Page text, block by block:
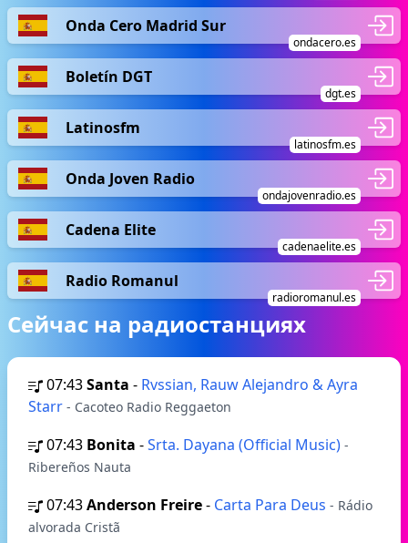
Onda Cero Madrid Sur
ondacero.es
Boletín DGT
dgt.es
Latinosfm
latinosfm.es
Onda Joven Radio
ondajovenradio.es
Cadena Elite
cadenaelite.es
Radio Romanul
radioromanul.es
Сейчас на радиостанциях
07:43Santa - Rvssian, Rauw Alejandro & Ayra
Starr - Cacoteo Radio Reggaeton
07:43 Bonita -Srta. Dayana (Official Music) -
Ribereños Nauta
07:43Anderson Freire- Carta Para Deus - Rádio
alvorada Cristã